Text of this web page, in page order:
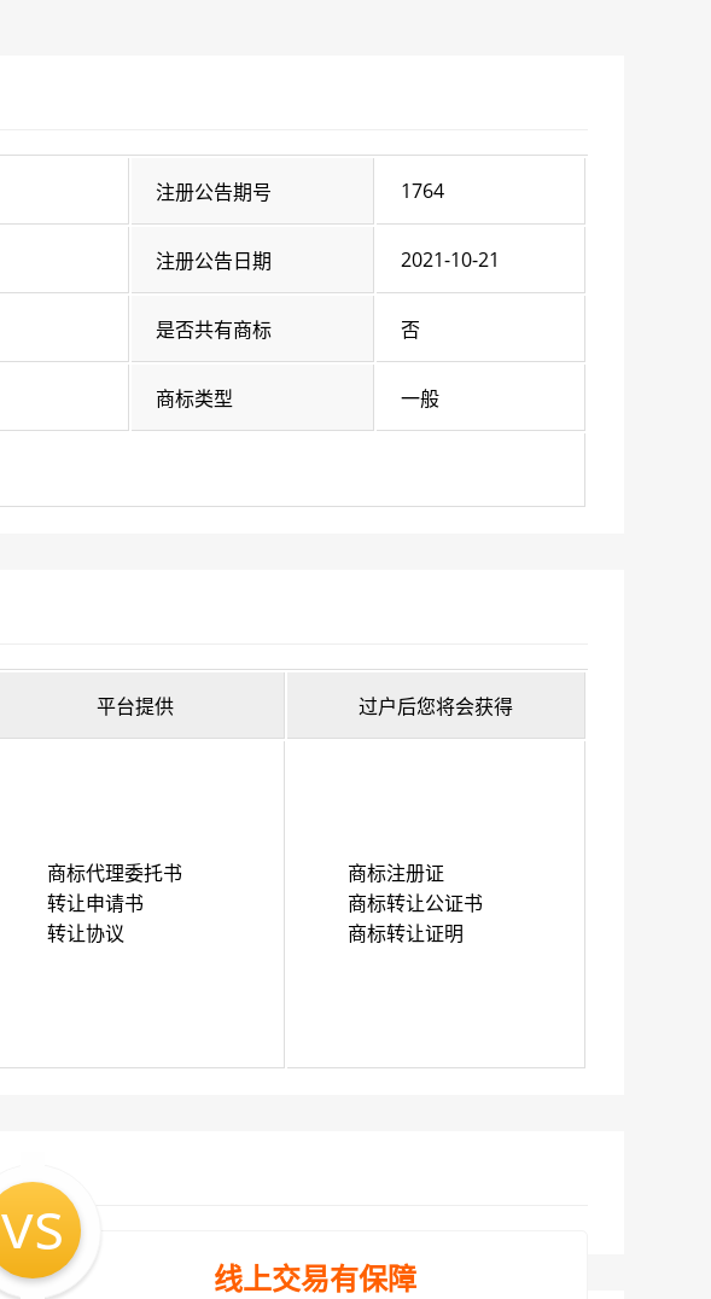
注册公告期号 1764
注册公告日期 2021-10-21
是否共有商标 否
商标类型 一般
平台提供 过户后您将会获得
商标代理委托书
转让申请书
转让协议
商标注册证
商标转让公证书
商标转让证明
线上交易有保障
vs